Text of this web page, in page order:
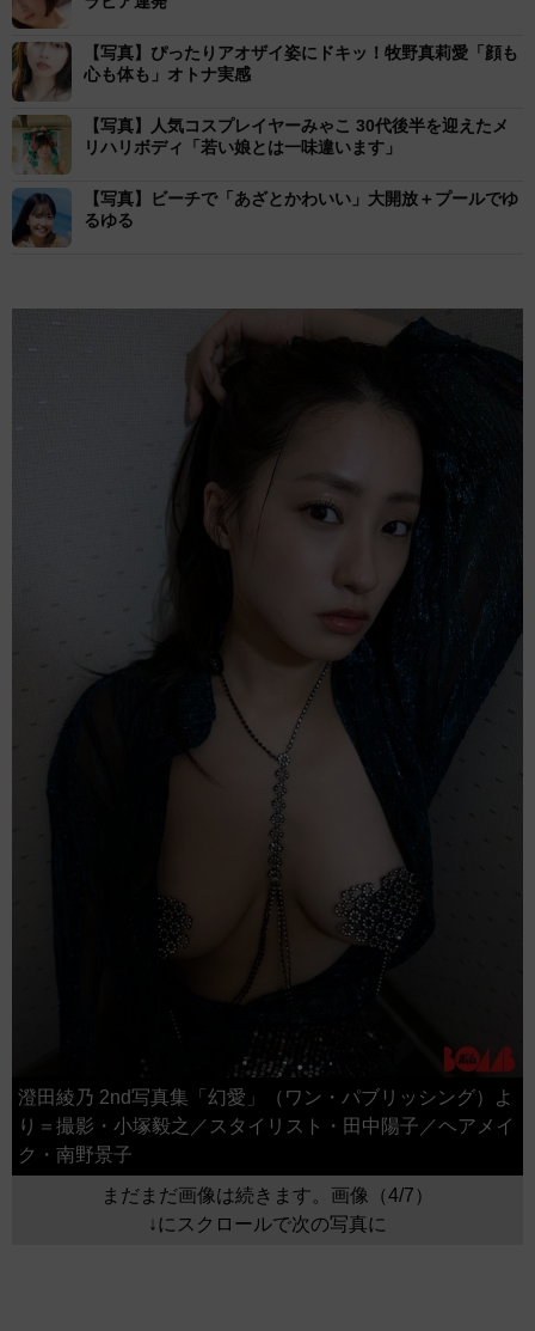
【写真】ぴったりアオザイ姿にドキッ！牧野真莉愛「顔も
心も体も」オトナ実感
【写真】人気コスプレイヤーみゃこ 30代後半を迎えたメ
リハリボディ「若い娘とは一味違います」
【写真】ビーチで「あざとかわいい」大開放＋プールでゆ
るゆる
澄田綾乃 2nd写真集「幻愛」（ワン・パブリッシング）よ
り＝撮影・小塚毅之／スタイリスト・田中陽子／ヘアメイ
ク・南野景子
まだまだ画像は続きます。画像（4/7）
↓にスクロールで次の写真に